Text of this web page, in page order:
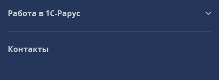
Работа в 1С‑Рарус
Контакты